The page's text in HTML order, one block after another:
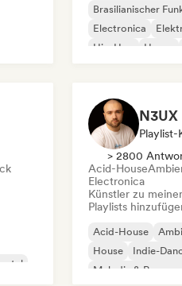
Brasilianischer
Electronica
Hip-Hop
House
N3UX
Playlist-
> 2800
Acid-House
Electronica
Künstler zu
Playlists
Acid-House
House
Indie-
Melodic &